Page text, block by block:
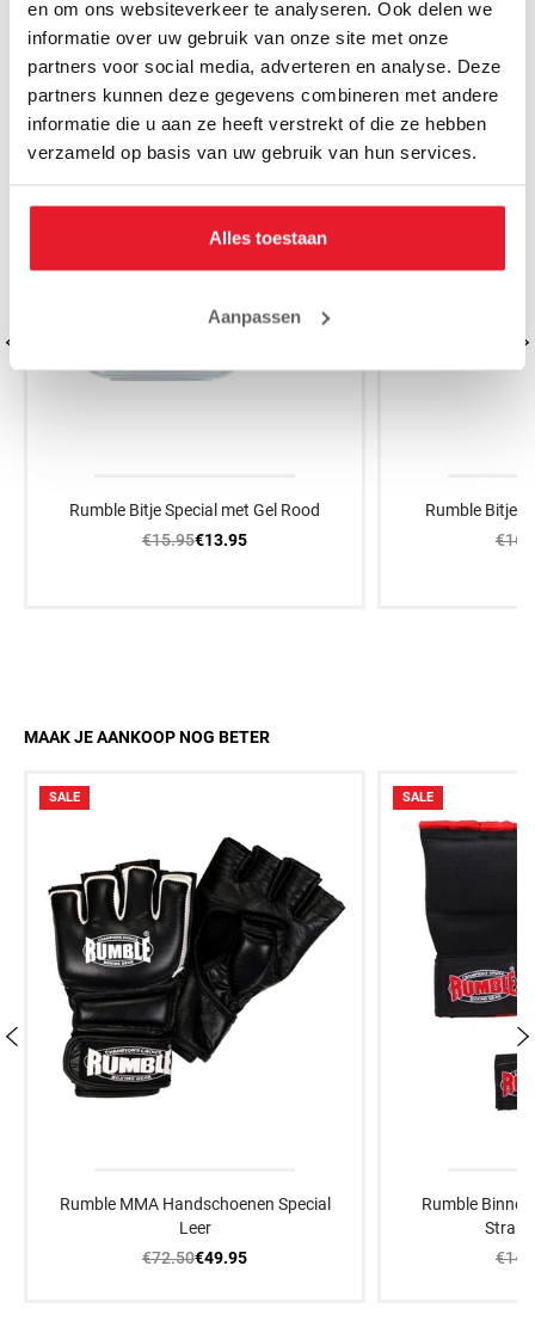
en om ons websiteverkeer te analyseren. Ook delen we
informatie over uw gebruik van onze site met onze
partners voor social media, adverteren en analyse. Deze
partners kunnen deze gegevens combineren met andere
informatie die u aan ze heeft verstrekt of die ze hebben
verzameld op basis van uw gebruik van hun services.
Alles toestaan
Aanpassen
MISSCHIEN VIND JE DIT OOK LEUK
SALE
Rumble Bitje Special met Gel Rood
€15.95€13.95
SALE
Rumble Bitje
MAAK JE AANKOOP NOG BETER
SALE
Rumble MMA Handschoenen Special
Leer
€72.50€49.95
SALE
Rumble
Strap